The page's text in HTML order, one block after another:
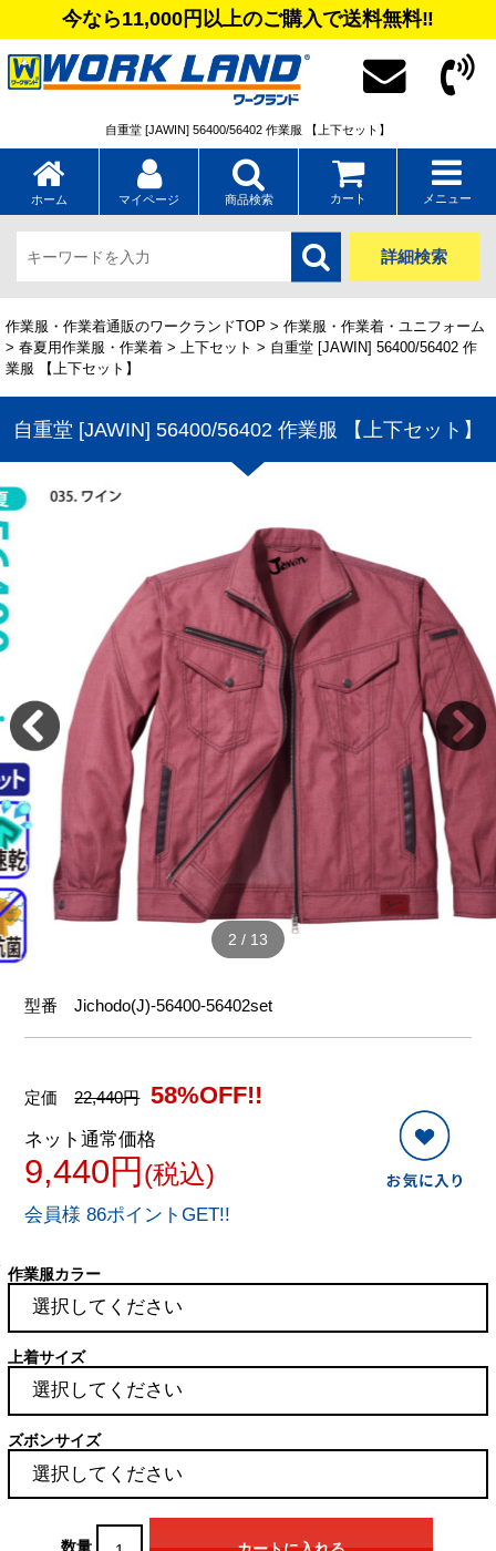
今なら11,000円以上のご購入で送料無料‼
自重堂 [JAWIN] 56400/56402 作業服 【上下セット】
ホーム マイページ 商品検索 カート メニュー
詳細検索
作業服・作業着通販のワークランドTOP > 作業服・作業着・ユニフォーム
> 春夏用作業服・作業着 > 上下セット > 自重堂 [JAWIN] 56400/56402 作
業服 【上下セット】
自重堂 [JAWIN] 56400/56402 作業服 【上下セット】
2 / 13
型番Jichodo(J)-56400-56402set
定価22,440円 58%OFF!!
ネット通常価格
9,440円 (税込)
会員様 86ポイントGET!!
作業服カラー
上着サイズ
ズボンサイズ
数量